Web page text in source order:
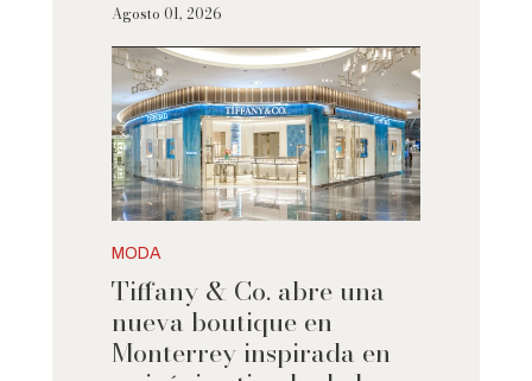
Agosto 01, 2026
MODA
Tiffany & Co. abre una
nueva boutique en
Monterrey inspirada en